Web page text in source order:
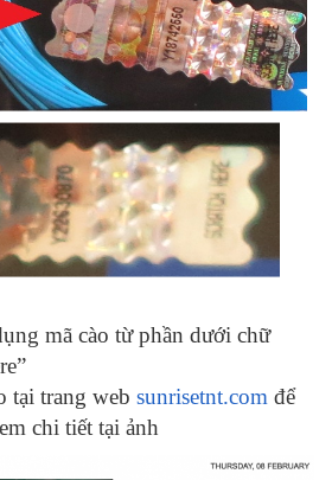
mã cào từ phần dưới chữ
tại trang web sunrisetnt.com để
chi tiết tại ảnh